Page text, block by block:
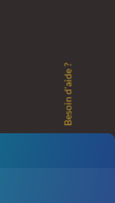
Besoin d'aide ?